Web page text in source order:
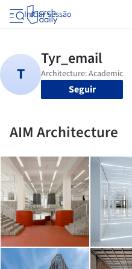
Iniciar sessão
Seguir
AIM Architecture